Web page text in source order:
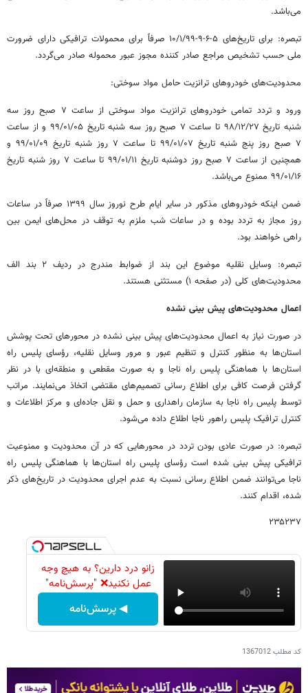
می‌باشد.
تبصره: برای تاریخ‌های ۵-۶-۹-۱۰/۱/۹۹ صرفاً برای محمولات ترافیکی دارای ضرورت
ملی حسب تشخیص مراجع صادر کننده مجوز عبور محموله صادر می‌گردد.
محدودیت‌های خودروهای ترانزیت حامل مواد سوختی:
ورود و تردد تمامی خودروهای ترانزیت مواد سوختی از ساعت ۷ صبح روز سه
شنبه تاریخ ۲۷/‏۱۲/‏۹۸‬ تا ساعت ۷ صبح روز سه شنبه تاریخ ۰۵/‏۰۱/‏۹۹‬ و از ساعت
۷ صبح روز پنج شنبه تاریخ ۰۷/‏۰۱/‏۹۹‬ تا ساعت ۷ روز شنبه تاریخ ۰۹/‏۰۱/‏۹۹‬ و
همچنین از ساعت ۷ صبح روز دوشنبه تاریخ ۱۱/‏۰۱/‏۹۹‬ تا ساعت ۷ روز شنبه تاریخ
۱۶/‏۰۱/‏۹۹‬ ممنوع می‌باشد.
ضمن اینکه خودروهای مذکور در سایر ایام طرح نوروز سال ۱۳۹۹ صرفاً در ساعات
روز مجاز به تردد بوده و در ساعات شب ملزم به توقف در محل‌های ایمن بین
راهی خواهند بود.
تبصره: وسایل نقلیه موضوع این بند از ضوابط مندرج در ردیف ۲ بند الف
محدودیت‌های کلی (در صفحه ۱) مستثنی هستند.
اعمال محدودیت‌های پیش بینی نشده
در صورت نیاز به اعمال محدودیت‌های پیش بینی نشده در محورهای تحت پوشش
استان‌ها به منظور کنترل و تنظیم عبور و مرور وسایل نقلیه، رؤسای پلیس راه
استان‌ها با هماهنگی پلیس راه ناجا و به صورت مقطعی و منطقه‌ای با در نظر
گرفتن فرصت کافی برای اطلاع رسانی تصمیم‌های مقتضی اتخاذ می‌نمایند. مراتب
توسط پلیس راه ناجا به سازمان راهداری و حمل و نقل جاده‌ای و مرکز اطلاعات و
کنترل ترافیک پلیس راهور ناجا اطلاع داده می‌شود.
تبصره: در صورت عادی بودن تردد در محورهایی که در آن محدودیت و ممنوعیت
ترافیکی پیش بینی شده است رؤسای پلیس راه استان‌ها با هماهنگی پلیس راه
ناجا می‌توانند ضمن اطلاع رسانی نسبت به عدم اجرای محدودیت در تاریخ‌های ذکر
شده، اقدام کنند.
۲۳۵۲۳۷
زانو درد دارین؟ به هیچ وجه
عمل نکنید❌ "پرسش‌نامه"
◀ پرسش‌نامه
کد مطلب1367012